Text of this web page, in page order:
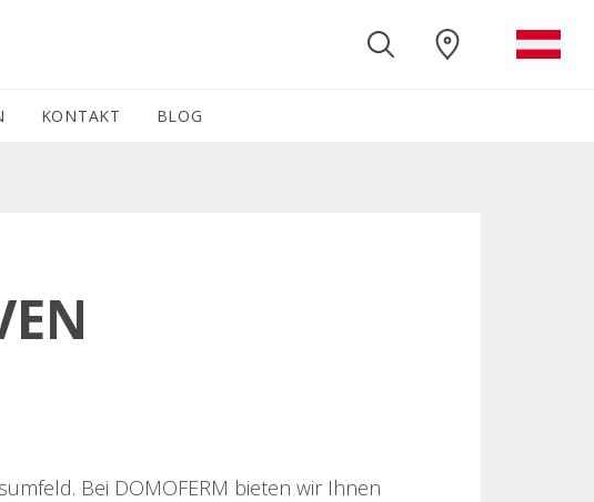
(CURRENT)
KONTAKT BLOG
Bei DOMOFERM bieten wir Ihnen